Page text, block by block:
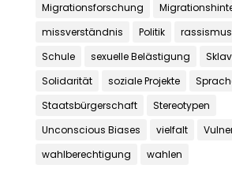
Migrationsforschung
missverständnis
Politik rassismus
Schule
sexuelle Belästigung
Solidarität
soziale Projekte
Staatsbürgerschaft
Stereotypen
Unconscious Biases
vielfalt
wahlberechtigung
wahlen